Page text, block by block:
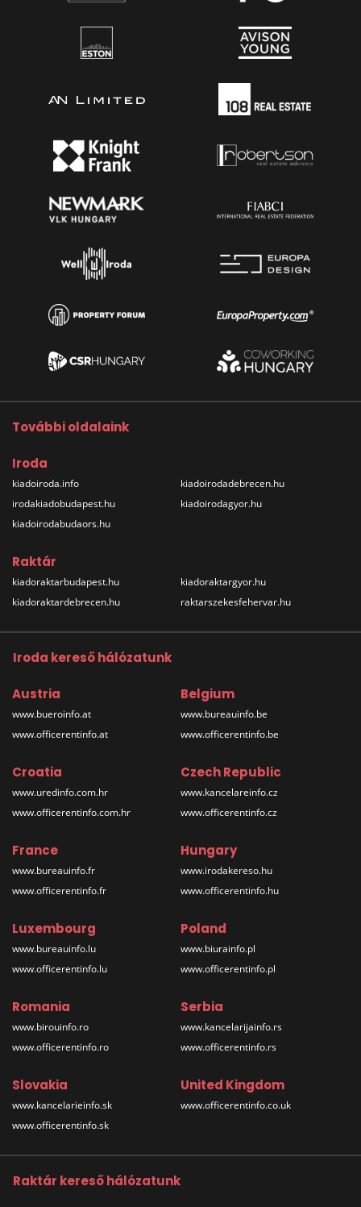
További oldalaink
Iroda
kiadoiroda.info
irodakiadobudapest.hu
kiadoirodabudaors.hu
kiadoirodadebrecen.hu
kiadoirodagyor.hu
Raktár
kiadoraktarbudapest.hu
kiadoraktardebrecen.hu
kiadoraktargyor.hu
raktarszekesfehervar.hu
Iroda kereső hálózatunk
Austria
www.bueroinfo.at
www.officerentinfo.at
Belgium
www.bureauinfo.be
www.officerentinfo.be
Croatia
www.uredinfo.com.hr
www.officerentinfo.com.hr
Czech Republic
www.kancelareinfo.cz
www.officerentinfo.cz
France
www.bureauinfo.fr
www.officerentinfo.fr
Hungary
www.irodakereso.hu
www.officerentinfo.hu
Luxembourg
www.bureauinfo.lu
www.officerentinfo.lu
Poland
www.biurainfo.pl
www.officerentinfo.pl
Romania
www.birouinfo.ro
www.officerentinfo.ro
Serbia
www.kancelarijainfo.rs
www.officerentinfo.rs
Slovakia
www.kancelarieinfo.sk
www.officerentinfo.sk
United Kingdom
www.officerentinfo.co.uk
Raktár kereső hálózatunk